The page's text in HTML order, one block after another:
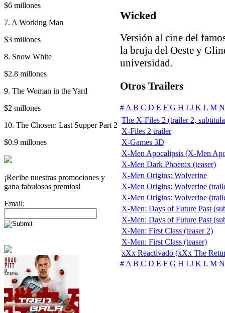
$6 millones
7. A Working Man
$3 millones
8. Snow White
$2.8 millones
9. The Woman in the Yard
$2 millones
10. The Chosen: Last Supper Part 2
$0.9 millones
¡Recibe nuestras promociones y
gana fabulosos premios!
Email:
Wicked
Versión al cine del
la bruja del Oeste y
universidad.
Otros Trailers
# A B C D E F G H I J K L M N
The X-Files 2 (trailer 2,
X-Files 2 trailer
X-Games 3D
X-Men Apocalipsis (X-Men
X-Men Dark Phoenix (teaser)
X-Men Origins: Wolverine
X-Men Origins: Wolverine
X-Men Origins: Wolverine
X-Men: Days of Future Past
X-Men: Days of Future Past
X-Men: First Class (teaser 2)
X-Men: First Class (teaser)
xXx Reactivado (xXx The
# A B C D E F G H I J K L M N